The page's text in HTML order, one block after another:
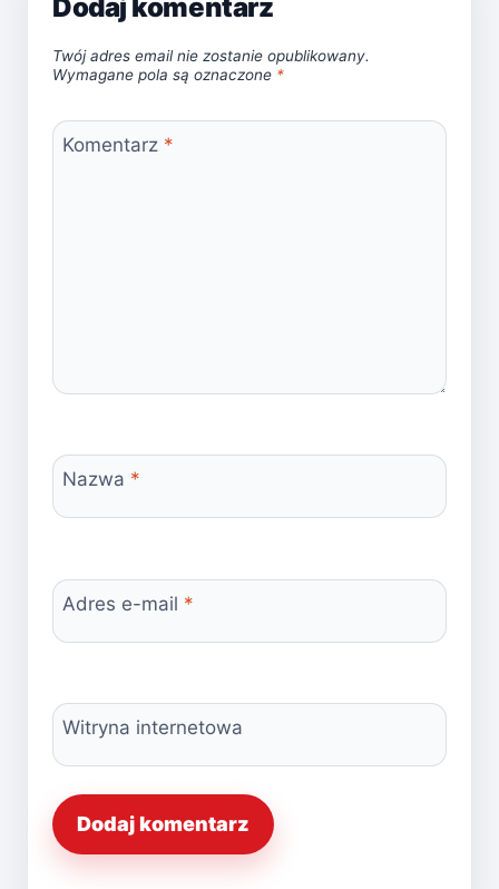
Dodaj komentarz
Twój adres email nie zostanie opublikowany.
Wymagane pola są oznaczone *
Komentarz *
Nazwa *
Adres e-mail *
Witryna internetowa